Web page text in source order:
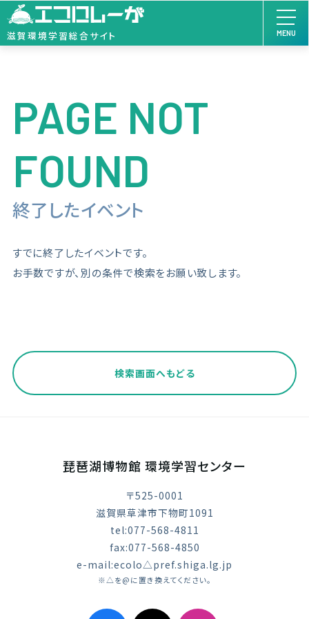
滋賀環境学習総合サイト MENU
PAGE NOT
FOUND
終了したイベント
すでに終了したイベントです。
お手数ですが、別の条件で検索をお願い致します。
検索画面へもどる
琵琶湖博物館 環境学習センター
〒525-0001
滋賀県草津市下物町1091
tel:077-568-4811
fax:077-568-4850
e-mail:ecolo△pref.shiga.lg.jp
※△を@に置き換えてください。